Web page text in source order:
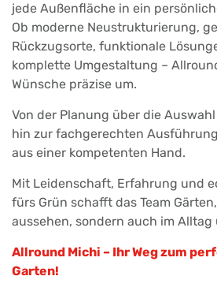
jede Außenfläche in ein
Ob moderne Neustrukturierung,
Rückzugsorte, funktionale
komplette Umgestaltung –
Wünsche präzise um.
Von der Planung über die
hin zur fachgerechten
aus einer kompetenten Hand.
Mit Leidenschaft, Erfahrung und
fürs Grün schafft das Team
aussehen, sondern auch im Alltag
Allround Michi – Ihr Weg zum
Garten!